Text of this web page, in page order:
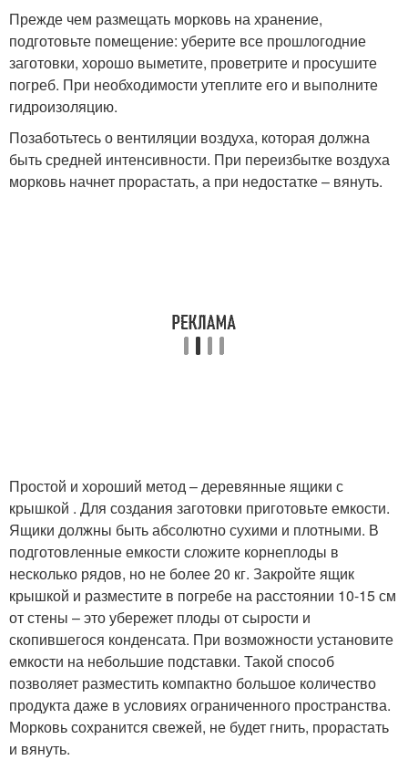
Прежде чем размещать морковь на хранение,
подготовьте помещение: уберите все прошлогодние
заготовки, хорошо выметите, проветрите и просушите
погреб. При необходимости утеплите его и выполните
гидроизоляцию.
Позаботьтесь о вентиляции воздуха, которая должна
быть средней интенсивности. При переизбытке воздуха
морковь начнет прорастать, а при недостатке – вянуть.
Простой и хороший метод – деревянные ящики с
крышкой . Для создания заготовки приготовьте емкости.
Ящики должны быть абсолютно сухими и плотными. В
подготовленные емкости сложите корнеплоды в
несколько рядов, но не более 20 кг. Закройте ящик
крышкой и разместите в погребе на расстоянии 10-15 см
от стены – это убережет плоды от сырости и
скопившегося конденсата. При возможности установите
емкости на небольшие подставки. Такой способ
позволяет разместить компактно большое количество
продукта даже в условиях ограниченного пространства.
Морковь сохранится свежей, не будет гнить, прорастать
и вянуть.